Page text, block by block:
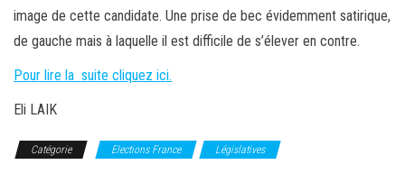
image de cette candidate. Une prise de bec évidemment satirique,
de gauche mais à laquelle il est difficile de s’élever en contre.
Pour lire la suite cliquez ici.
Eli LAIK
Catégorie Elections France Législatives